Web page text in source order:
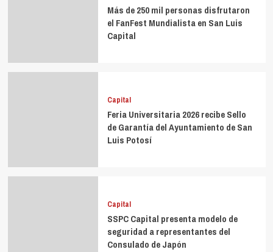
Más de 250 mil personas disfrutaron
el FanFest Mundialista en San Luis
Capital
Capital
Feria Universitaria 2026 recibe Sello
de Garantía del Ayuntamiento de San
Luis Potosí
Capital
SSPC Capital presenta modelo de
seguridad a representantes del
Consulado de Japón